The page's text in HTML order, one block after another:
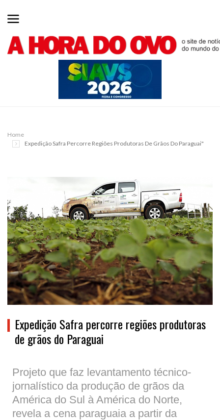
Home
Expedição Safra Percorre Regiões Produtoras De Grãos Do Paraguai"
Expedição Safra percorre regiões produtoras
de grãos do Paraguai
Projeto que faz levantamento técnico-
jornalístico da produção de grãos da
América do Sul à América do Norte,
revela a cena paraguaia a partir da